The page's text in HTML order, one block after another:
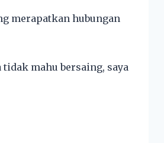
merapatkan hubungan
mahu bersaing, saya